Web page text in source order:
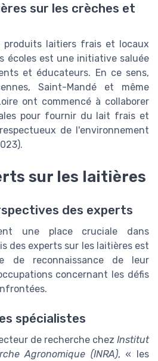
sur les crèches et
produits laitiers frais et locaux
écoles est une initiative saluée
et éducateurs. En ce sens,
Saint-Mandé et même
ont commencé à collaborer
pour fournir du lait frais et
de l'environnement
sur les laitières
des experts
une place cruciale dans
des experts sur les laitières est
de reconnaissance de leur
concernant les défis
spécialistes
de recherche chez Institut
Agronomique (INRA), « les